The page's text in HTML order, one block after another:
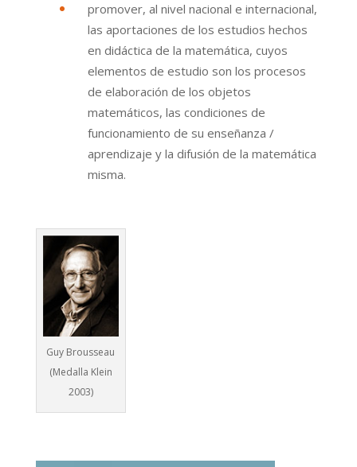
promover, al nivel nacional e internacional,
las aportaciones de los estudios hechos
en didáctica de la matemática, cuyos
elementos de estudio son los procesos
de elaboración de los objetos
matemáticos, las condiciones de
funcionamiento de su enseñanza /
aprendizaje y la difusión de la matemática
misma.
Guy Brousseau
(Medalla Klein
2003)